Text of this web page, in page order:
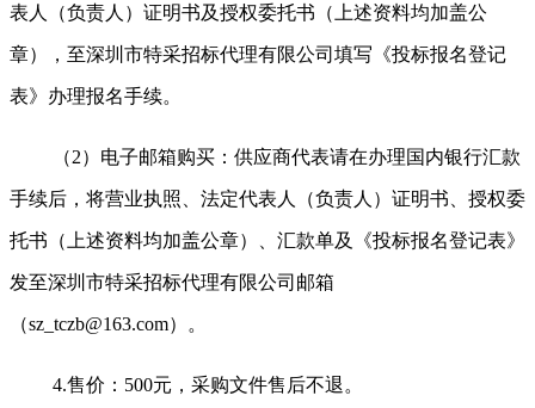
表人（负责人）证明书及授权委托书（上述资料均加盖公
章），至深圳市特采招标代理有限公司填写《投标报名登记
表》办理报名手续。
（2）电子邮箱购买：供应商代表请在办理国内银行汇款
手续后，将营业执照、法定代表人（负责人）证明书、授权委
托书（上述资料均加盖公章）、汇款单及《投标报名登记表》
发至深圳市特采招标代理有限公司邮箱
（sz_tczb@163.com）。
4.售价：500元，采购文件售后不退。